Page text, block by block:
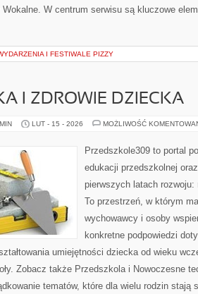
Wokalne. W centrum serwisu są kluczowe
I FESTIWALE PIZZY
I ZDROWIE DZIECKA
LUT - 15 - 2026 MOŻLIWOŚĆ
Przedszkole309 to portal
edukacji przedszkolnej
pierwszych latach
To przestrzeń, w którym
wychowawcy i osoby
konkretne podpowiedzi
umiejętności dziecka od wieku
Zobacz także Przedszkola i Nowoczesne
tematów, które dla wielu rodzin